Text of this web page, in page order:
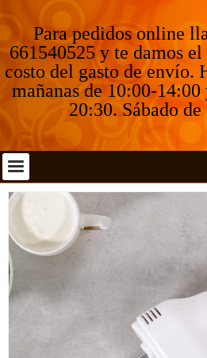
Para pedidos online
661540525 y te damos
costo del gasto de envío.
mañanas de 10:00-
20:30. Sábado